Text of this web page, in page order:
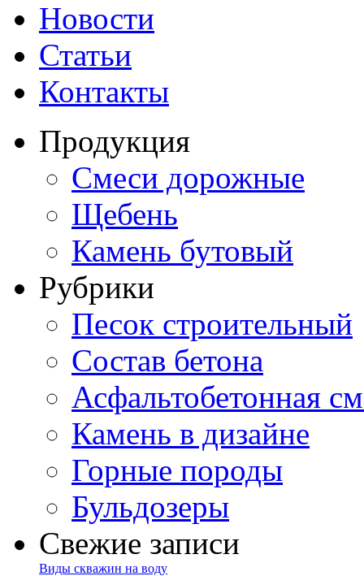
Новости
Статьи
Контакты
Продукция
Смеси дорожные
Щебень
Камень бутовый
Рубрики
Песок строительный
Состав бетона
Асфальтобетонная
Камень в дизайне
Горные породы
Бульдозеры
Свежие записи
Виды скважин на воду